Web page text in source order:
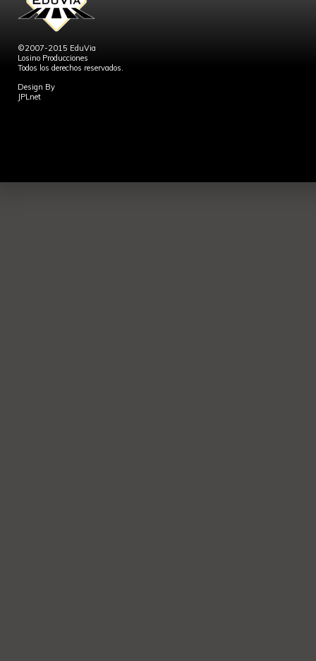
©2007-2015 EduVia
Losino Producciones
Todos los derechos reservados.
Design By
JPLnet